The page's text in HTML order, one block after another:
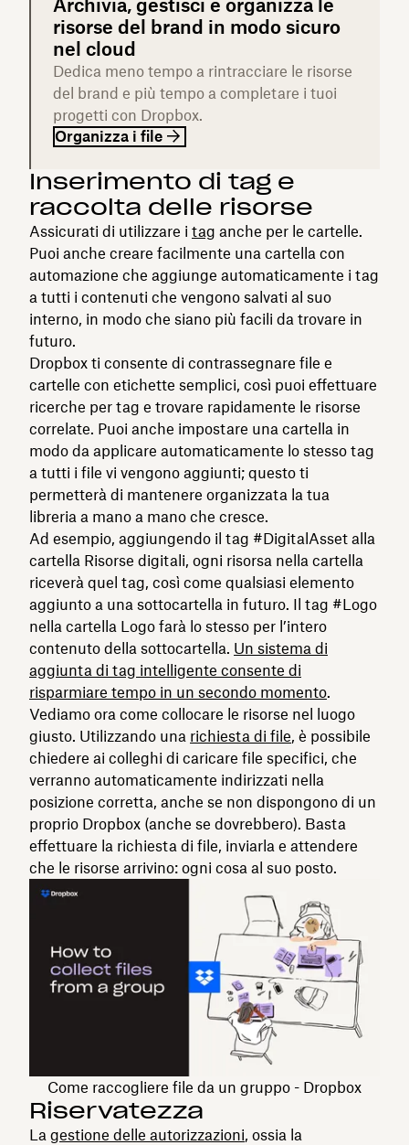
Archivia, gestisci e organizza le
risorse del brand in modo sicuro
nel cloud
Dedica meno tempo a rintracciare le risorse
del brand e più tempo a completare i tuoi
progetti con Dropbox.
Organizza i file
Inserimento di tag e
raccolta delle risorse
Assicurati di utilizzare i tag anche per le cartelle.
Puoi anche creare facilmente una cartella con
automazione che aggiunge automaticamente i tag
a tutti i contenuti che vengono salvati al suo
interno, in modo che siano più facili da trovare in
futuro.
Dropbox ti consente di contrassegnare file e
cartelle con etichette semplici, così puoi effettuare
ricerche per tag e trovare rapidamente le risorse
correlate. Puoi anche impostare una cartella in
modo da applicare automaticamente lo stesso tag
a tutti i file vi vengono aggiunti; questo ti
permetterà di mantenere organizzata la tua
libreria a mano a mano che cresce.
Ad esempio, aggiungendo il tag #DigitalAsset alla
cartella Risorse digitali, ogni risorsa nella cartella
riceverà quel tag, così come qualsiasi elemento
aggiunto a una sottocartella in futuro. Il tag #Logo
nella cartella Logo farà lo stesso per l’intero
contenuto della sottocartella. Un sistema di
aggiunta di tag intelligente consente di
risparmiare tempo in un secondo momento.
Vediamo ora come collocare le risorse nel luogo
giusto. Utilizzando una richiesta di file, è possibile
chiedere ai colleghi di caricare file specifici, che
verranno automaticamente indirizzati nella
posizione corretta, anche se non dispongono di un
proprio Dropbox (anche se dovrebbero). Basta
effettuare la richiesta di file, inviarla e attendere
che le risorse arrivino: ogni cosa al suo posto.
Come raccogliere file da un gruppo - Dropbox
Riservatezza
La gestione delle autorizzazioni, ossia la